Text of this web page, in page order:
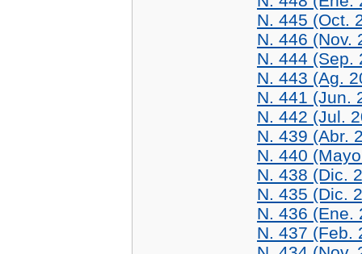
N. 445 (Oct.
N. 446 (Nov.
N. 444 (Sep.
N. 443 (Ag.
N. 441 (Jun.
N. 442 (Jul.
N. 439 (Abr.
N. 440
N. 438 (Dic.
N. 435 (Dic.
N. 436 (Ene.
N. 437 (Feb.